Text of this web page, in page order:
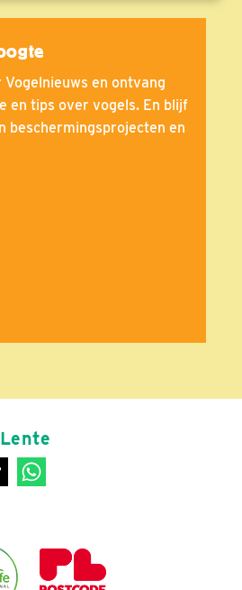
Vogelnieuws en ontvang
en tips over vogels. En blijf
beschermingsprojecten en